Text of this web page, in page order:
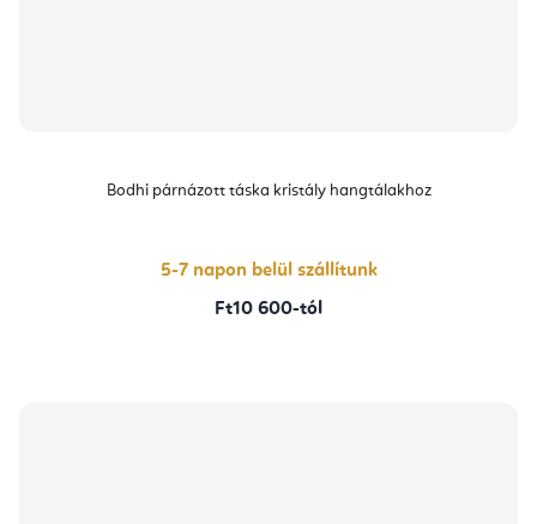
Bodhi párnázott táska kristály hangtálakhoz
5-7 napon belül szállítunk
Ft10 600-tól